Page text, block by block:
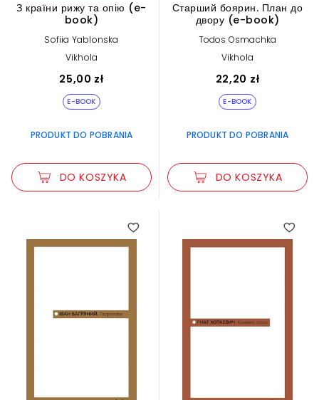
З країни рижу та опію (e-
book)
Sofiia Yablonska
Vikhola
25,00 zł
E-BOOK
PRODUKT DO POBRANIA
DO KOSZYKA
Старший боярин. План до
двору (e-book)
Todos Osmachka
Vikhola
22,20 zł
E-BOOK
PRODUKT DO POBRANIA
DO KOSZYKA